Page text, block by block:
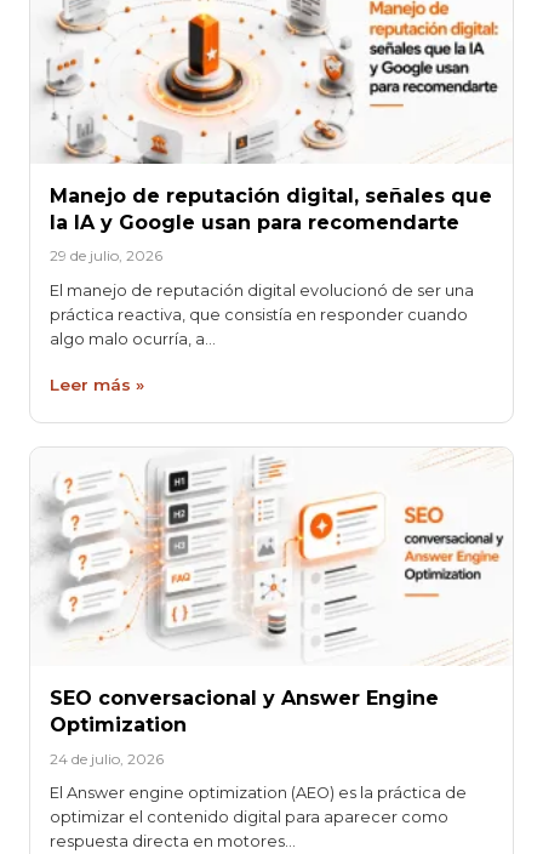
Manejo de reputación digital, señales que
la IA y Google usan para recomendarte
29 de julio, 2026
El manejo de reputación digital evolucionó de ser una
práctica reactiva, que consistía en responder cuando
algo malo ocurría, a…
Leer más »
SEO conversacional y Answer Engine
Optimization
24 de julio, 2026
El Answer engine optimization (AEO) es la práctica de
optimizar el contenido digital para aparecer como
respuesta directa en motores…